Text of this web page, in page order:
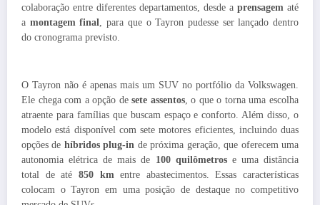
colaboração entre diferentes departamentos, desde a prensagem até
a montagem final, para que o Tayron pudesse ser lançado dentro
do cronograma previsto.
O Tayron não é apenas mais um SUV no portfólio da Volkswagen.
Ele chega com a opção desete assentos, o que o torna uma escolha
atraente para famílias que buscam espaço e conforto. Além disso, o
modelo está disponível com sete motores eficientes, incluindo duas
opções de híbridos plug-in de próxima geração, que oferecem uma
autonomia elétrica de mais de 100 quilômetrose uma distância
total de até 850 kmentre abastecimentos. Essas características
colocam o Tayron em uma posição de destaque no competitivo